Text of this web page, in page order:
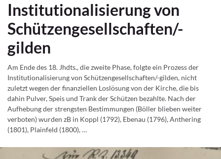
Institutionalisierung von
Schützengesellschaften/-
gilden
Am Ende des 18. Jhdts., die zweite Phase, folgte ein Prozess der
Institutionalisierung von Schützengesellschaften/-gilden, nicht
zuletzt wegen der finanziellen Loslösung von der Kirche, die bis
dahin Pulver, Speis und Trank der Schützen bezahlte. Nach der
Aufhebung der strengsten Bestimmungen (Böller blieben weiter
verboten) wurden zB in Koppl (1792), Ebenau (1796), Anthering
(1801), Plainfeld (1800), …